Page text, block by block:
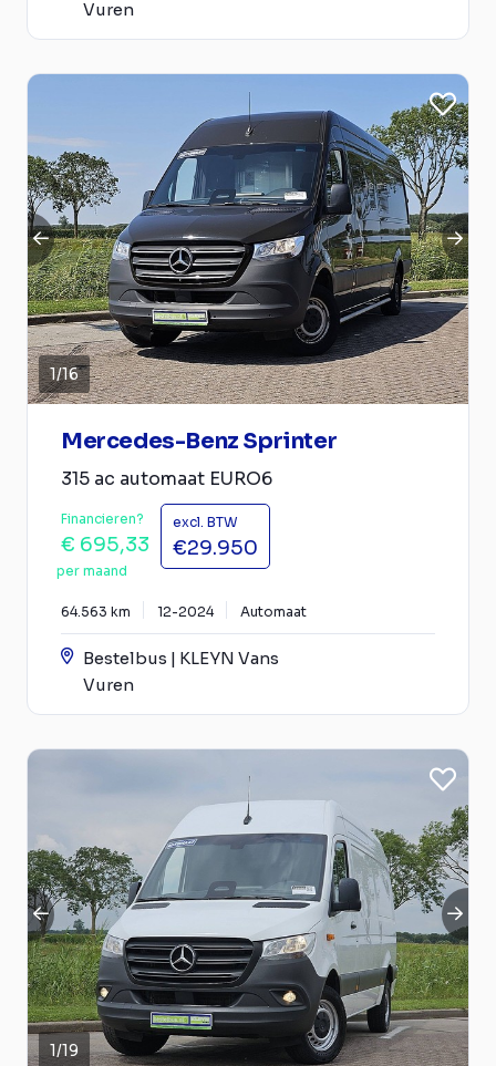
Vuren
1/16
Mercedes-Benz Sprinter
315 ac automaat EURO6
Financieren?
€ 695,33
per maand
excl. BTW
€29.950
64.563 km 12-2024 Automaat
Bestelbus | KLEYN Vans
Vuren
1/19